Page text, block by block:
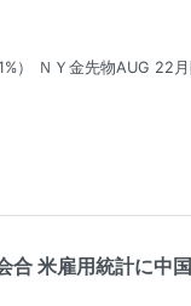
ＮＹ金先物AUG 22
合 米雇用統計に中